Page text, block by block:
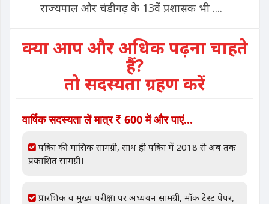
राज्यपाल और चंडीगढ़ के 13वें प्रशासक भी ....
क्या आप और अधिक पढ़ना चाहते
हैं?
तो सदस्यता ग्रहण करें
वार्षिक सदस्यता लें मात्र 600 में और पाएं...
पत्रिका की मासिक सामग्री, साथ ही पत्रिका में 2018 से अब तक
प्रकाशित सामग्री।
प्रारंभिक व मुख्य परीक्षा पर अध्ययन सामग्री, मॉक टेस्ट पेपर,